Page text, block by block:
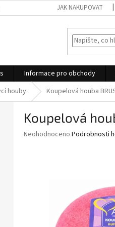
JAK NAKUPOVAT
Informace pro obchody
houby Koupelová houba
Koupelová
Průměrné
Neohodnoceno Podrobnosti